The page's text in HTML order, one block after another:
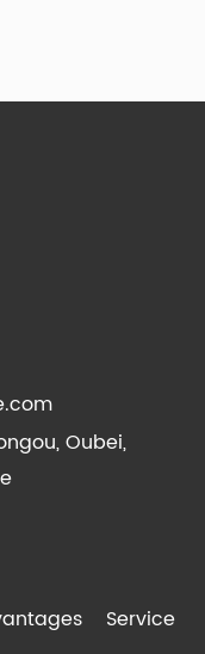
Oubei,
Service